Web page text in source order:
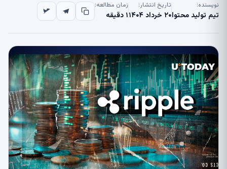
نویسنده:
تیم تولید محتوا
تاریخ انتشار:
۲۰ خرداد ۱۴۰۴
زمان مطالعه:
۱ دقیقه